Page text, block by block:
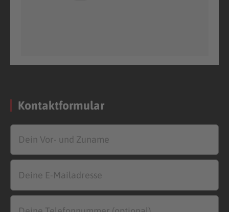
Kontaktformular